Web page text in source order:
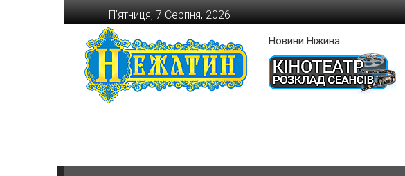
Перейти
до
вмісту
П’ятниця, 7 Серпня, 2026
Новини Ніжина